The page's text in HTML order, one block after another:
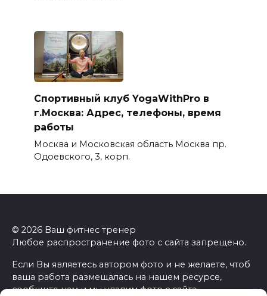
Спортивный клуб YogaWithPro в
г.Москва: Адрес, телефоны, время
работы
Москва и Московская область Москва пр.
Одоевского, 3, корп.
© 2026 Ваш фитнес тренер
Любое распространение фото с сайта запрещено.
Если Вы являетесь автором фото и не желаете, чтоб
ваша работа размещалась на нашем ресурсе,
сообщите нам и мы удалим фото с сайта.